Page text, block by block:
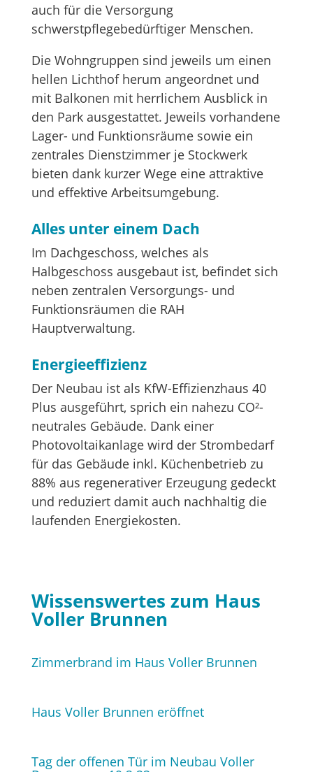
auch für die Versorgung
schwerstpflegebedürftiger Menschen.
Die Wohngruppen sind jeweils um einen
hellen Lichthof herum angeordnet und
mit Balkonen mit herrlichem Ausblick in
den Park ausgestattet. Jeweils vorhandene
Lager- und Funktionsräume sowie ein
zentrales Dienstzimmer je Stockwerk
bieten dank kurzer Wege eine attraktive
und effektive Arbeitsumgebung.
Alles unter einem Dach
Im Dachgeschoss, welches als
Halbgeschoss ausgebaut ist, befindet sich
neben zentralen Versorgungs- und
Funktionsräumen die RAH
Hauptverwaltung.
Energieeffizienz
Der Neubau ist als KfW-Effizienzhaus 40
Plus ausgeführt, sprich ein nahezu CO²-
neutrales Gebäude. Dank einer
Photovoltaikanlage wird der Strombedarf
für das Gebäude inkl. Küchenbetrieb zu
88% aus regenerativer Erzeugung gedeckt
und reduziert damit auch nachhaltig die
laufenden Energiekosten.
Wissenswertes zum Haus
Voller Brunnen
Zimmerbrand im Haus Voller Brunnen
Haus Voller Brunnen eröffnet
Tag der offenen Tür im Neubau Voller